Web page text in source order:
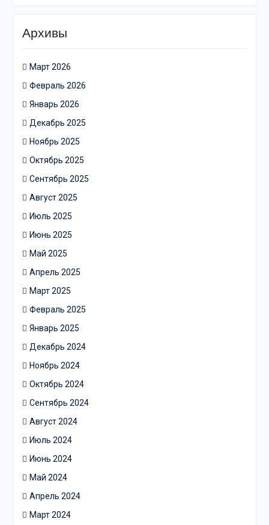
Архивы
Март 2026
Февраль 2026
Январь 2026
Декабрь 2025
Ноябрь 2025
Октябрь 2025
Сентябрь 2025
Август 2025
Июль 2025
Июнь 2025
Май 2025
Апрель 2025
Март 2025
Февраль 2025
Январь 2025
Декабрь 2024
Ноябрь 2024
Октябрь 2024
Сентябрь 2024
Август 2024
Июль 2024
Июнь 2024
Май 2024
Апрель 2024
Март 2024